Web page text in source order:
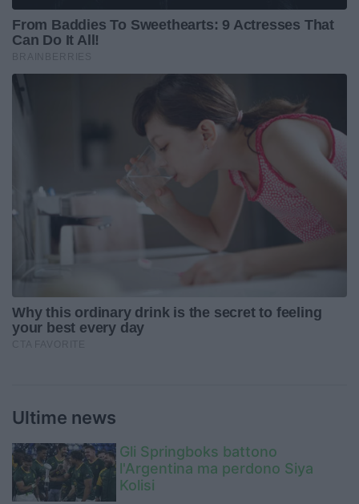
Ultime news
Gli Springboks battono
l'Argentina ma perdono Siya
Kolisi